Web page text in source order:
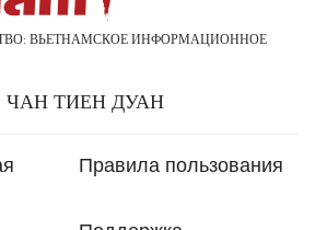
ВЬЕТНАМСКОЕ ИНФОРМАЦИОННОЕ
ЧАН ТИЕН ДУАН
Правила пользования